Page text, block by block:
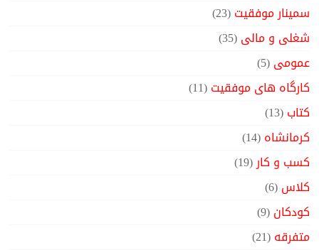
سمینار موفقیت(23)
شغلی و مالی(35)
عمومی(5)
کارگاه های موفقیت(11)
کتاب(13)
کرمانشاه(14)
کسب و کار(19)
کلاس(6)
کودکان(9)
متفرقه(21)